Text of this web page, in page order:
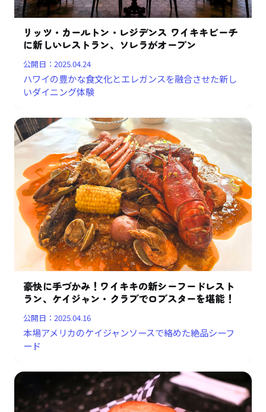
リッツ・カールトン・レジデンス ワイキキビーチ
に新しいレストラン、ソレラがオープン
公開日：2025.04.24
ハワイの豊かな食文化とエレガンスを融合させた新し
いダイニング体験
豪快に手づかみ！ワイキキの新シーフードレスト
ラン、ケイジャン・クラブでロブスターを堪能！
公開日：2025.04.16
本場アメリカのケイジャンソースで絡めた絶品シーフ
ード